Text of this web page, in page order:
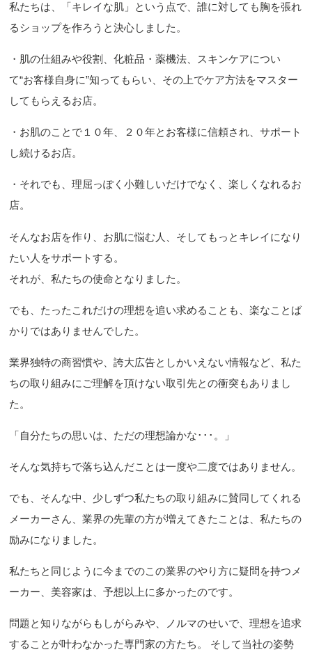
私たちは、「キレイな肌」という点で、誰に対しても胸を張れ
るショップを作ろうと決心しました。
・肌の仕組みや役割、化粧品・薬機法、スキンケアについ
て“お客様自身に”知ってもらい、その上でケア方法をマスター
してもらえるお店。
・お肌のことで１０年、２０年とお客様に信頼され、サポート
し続けるお店。
・それでも、理屈っぽく小難しいだけでなく、楽しくなれるお
店。
そんなお店を作り、お肌に悩む人、そしてもっとキレイになり
たい人をサポートする。
それが、私たちの使命となりました。
でも、たったこれだけの理想を追い求めることも、楽なことば
かりではありませんでした。
業界独特の商習慣や、誇大広告としかいえない情報など、私た
ちの取り組みにご理解を頂けない取引先との衝突もありまし
た。
「自分たちの思いは、ただの理想論かな･･･。」
そんな気持ちで落ち込んだことは一度や二度ではありません。
でも、そんな中、少しずつ私たちの取り組みに賛同してくれる
メーカーさん、業界の先輩の方が増えてきたことは、私たちの
励みになりました。
私たちと同じように今までのこの業界のやり方に疑問を持つメ
ーカー、美容家は、予想以上に多かったのです。
問題と知りながらもしがらみや、ノルマのせいで、理想を追求
することが叶わなかった専門家の方たち。 そして当社の姿勢